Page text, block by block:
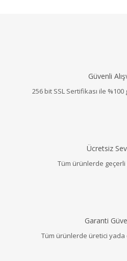
Güvenli
256 bit SSL Sertifikası ile %100
Ücretsiz
Tüm ürünlerde
Garanti
Tüm ürünlerde üretici